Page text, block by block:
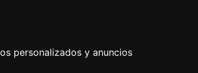
personalizados y anuncios